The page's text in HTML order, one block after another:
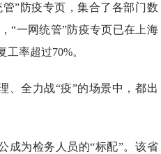
”防疫专页，集合了各部门数
“一网统管”防疫专页已在上海
率超过70%。
、全力战“疫”的场景中，都出
成为检务人员的“标配”。该省